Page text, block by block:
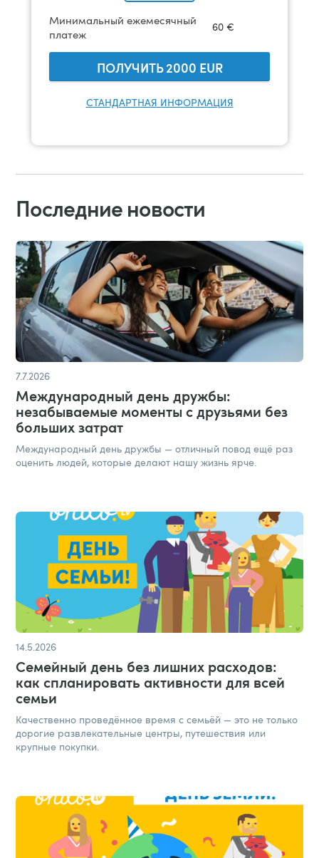
Минимальный ежемесячный
платеж
60 €
ПОЛУЧИТЬ2000 EUR
СТАНДАРТНАЯ ИНФОРМАЦИЯ
Последние новости
7.7.2026
Международный день дружбы:
незабываемые моменты с друзьями без
больших затрат​
Международный день дружбы — отличный повод ещё раз
оценить людей, которые делают нашу жизнь ярче.
14.5.2026
Семейный день без лишних расходов:
как спланировать активности для всей
семьи
Качественно проведённое время с семьёй — это не только
дорогие развлекательные центры, путешествия или
крупные покупки.